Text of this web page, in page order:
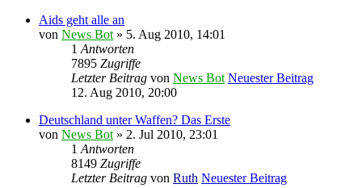
Aids geht alle an
von News Bot » 5. Aug 2010, 14:01
1 Antworten
7895 Zugriffe
Letzter Beitrag von News Bot Neuester Beitrag
12. Aug 2010, 20:00
Deutschland unter Waffen? Das Erste
von News Bot » 2. Jul 2010, 23:01
1 Antworten
8149 Zugriffe
Letzter Beitrag von Ruth Neuester Beitrag